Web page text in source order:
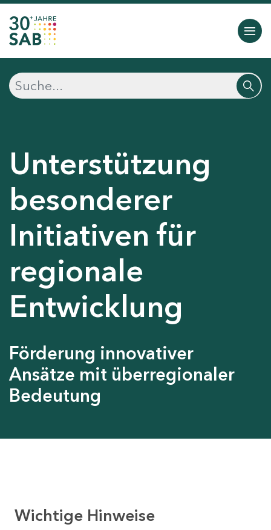
Unterstützung
besonderer
Initiativen für
regionale
Entwicklung
Förderung innovativer
Ansätze mit überregionaler
Bedeutung
Wichtige Hinweise